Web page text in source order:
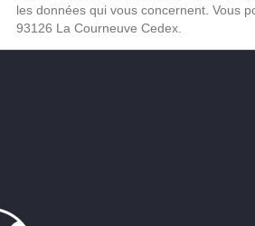
les données qui vous concernent. Vous
93126 La Courneuve Cedex.